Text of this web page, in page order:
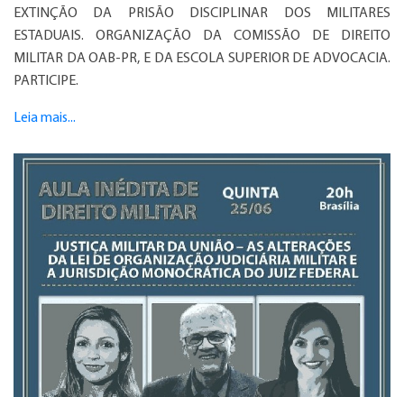
EXTINÇÃO DA PRISÃO DISCIPLINAR DOS MILITARES
ESTADUAIS. ORGANIZAÇÃO DA COMISSÃO DE DIREITO
MILITAR DA OAB-PR, E DA ESCOLA SUPERIOR DE ADVOCACIA.
PARTICIPE.
Leia mais...